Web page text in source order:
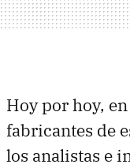
Hoy por hoy,
fabricantes de
los analistas e